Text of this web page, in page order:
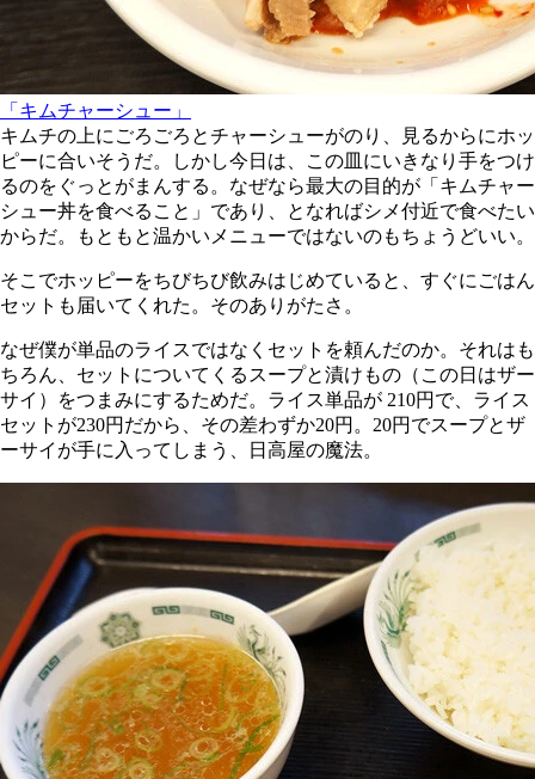
「キムチャーシュー」
キムチの上にごろごろとチャーシューがのり、見るからにホッ
ピーに合いそうだ。しかし今日は、この皿にいきなり手をつけ
るのをぐっとがまんする。なぜなら最大の目的が「キムチャー
シュー丼を食べること」であり、となればシメ付近で食べたい
からだ。もともと温かいメニューではないのもちょうどいい。
そこでホッピーをちびちび飲みはじめていると、すぐにごはん
セットも届いてくれた。そのありがたさ。
なぜ僕が単品のライスではなくセットを頼んだのか。それはも
ちろん、セットについてくるスープと漬けもの（この日はザー
サイ）をつまみにするためだ。ライス単品が 210円で、ライス
セットが230円だから、その差わずか20円。20円でスープとザ
ーサイが手に入ってしまう、日高屋の魔法。